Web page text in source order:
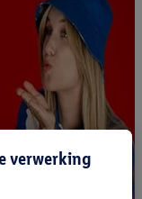
verwerking